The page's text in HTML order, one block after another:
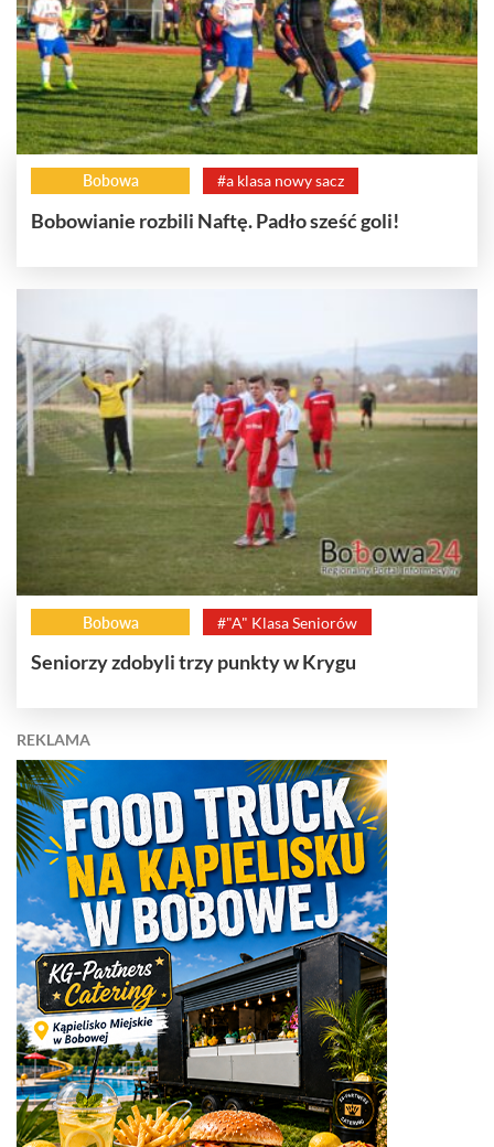
Bobowa #a klasa nowy sacz
Bobowianie rozbili Naftę. Padło sześć goli!
Bobowa #"A" Klasa Seniorów
Seniorzy zdobyli trzy punkty w Krygu
REKLAMA